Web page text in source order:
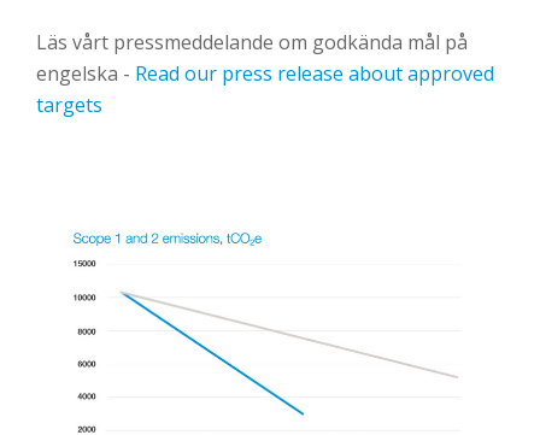
Läs vårt pressmeddelande om godkända mål på
engelska - Read our press release about approved
targets